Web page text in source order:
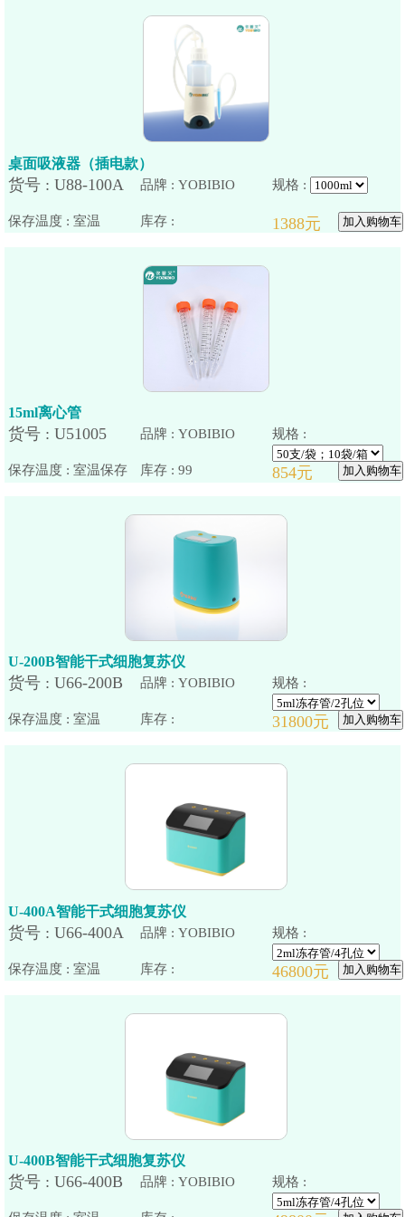
桌面吸液器（插电款）
品牌 : YOBIBIO 规格 :
保存温度 : 室温
15ml离心管
品牌 : YOBIBIO 规格 :
保存温度 : 室温保存
U-200B智能干式细胞复苏仪
品牌 : YOBIBIO 规格 :
保存温度 : 室温
U-400A智能干式细胞复苏仪
品牌 : YOBIBIO 规格 :
保存温度 : 室温
U-400B智能干式细胞复苏仪
品牌 : YOBIBIO 规格 :